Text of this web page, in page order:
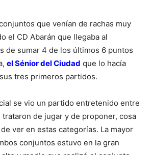
que venían de rachas muy
el CD Abarán que llegaba al
de sumar 4 de los últimos 6 puntos
el Sénior del Ciudad que lo hacía
tres primeros partidos.
se vio un partido entretenido entre
de jugar y de proponer, cosa
ver en estas categorías. La mayor
conjuntos estuvo en la gran